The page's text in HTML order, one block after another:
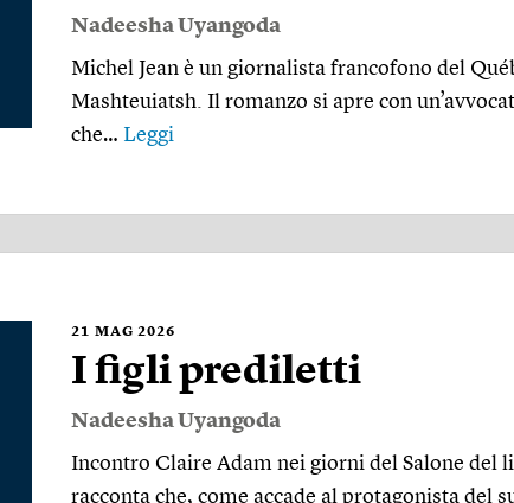
Nadeesha Uyangoda
Michel Jean è un giornalista francofono del
Mashteuiatsh. Il romanzo si apre con
che… Leggi
21 MAG 2026
I figli prediletti
Nadeesha Uyangoda
Incontro Claire Adam nei giorni del Salone del
racconta che, come accade al protagonista del